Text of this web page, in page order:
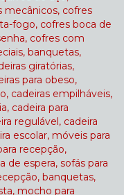
mecânicos, cofres
fogo, cofres boca de
cofres com
banquetas,
giratórias,
para obeso,
cadeiras empilháveis,
cadeira para
regulável, cadeira
escolar, móveis para
recepção,
de espera, sofás para
banquetas,
mocho para